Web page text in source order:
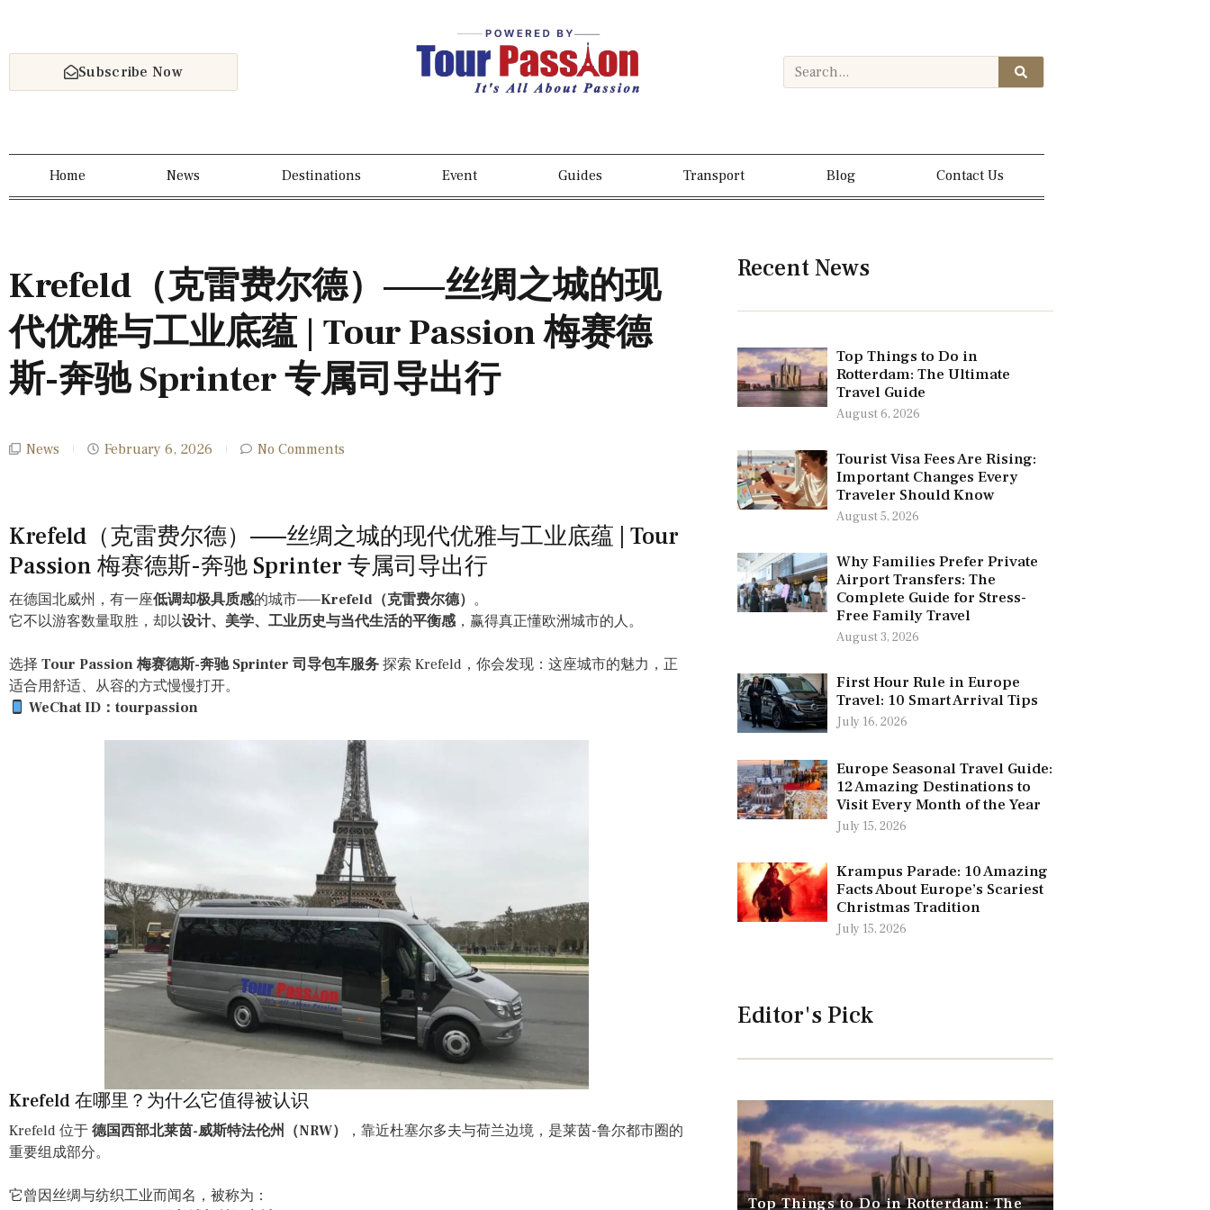
Subscribe Now
Home News Destinations Event Guides Transport Blog Contact Us
Krefeld（克雷费尔德）——丝绸之城的现
代优雅与工业底蕴 | Tour Passion 梅赛德
斯-奔驰 Sprinter 专属司导出行
News February 6, 2026 No Comments
Krefeld（克雷费尔德）——丝绸之城的现代优雅与工业底蕴 | Tour
Passion 梅赛德斯-奔驰 Sprinter 专属司导出行
在德国北威州，有一座低调却极具质感的城市——Krefeld（克雷费尔德） 。
它不以游客数量取胜，却以设计、美学、工业历史与当代生活的平衡感，赢得真正懂欧洲城市的人。
选择 Tour Passion 梅赛德斯-奔驰 Sprinter 司导包车服务 探索 Krefeld，你会发现：这座城市的魅力，正
适合用舒适、从容的方式慢慢打开。
WeChat ID：tourpassion
Krefeld 在哪里？为什么它值得被认识
Krefeld 位于 德国西部北莱茵-威斯特法伦州（NRW）
，靠近杜塞尔多夫与荷兰边境，是莱茵-鲁尔都市圈的
重要组成部分。
它曾因丝绸与纺织工业而闻名，被称为：
Recent News
Top Things to Do in
Rotterdam: The Ultimate
Travel Guide
August 6, 2026
Tourist Visa Fees Are Rising:
Important Changes Every
Traveler Should Know
August 5, 2026
Why Families Prefer Private
Airport Transfers: The
Complete Guide for Stress-
Free Family Travel
August 3, 2026
First Hour Rule in Europe
Travel: 10 Smart Arrival Tips
July 16, 2026
Europe Seasonal Travel Guide:
12 Amazing Destinations to
Visit Every Month of the Year
July 15, 2026
Krampus Parade: 10 Amazing
Facts About Europe’s Scariest
Christmas Tradition
July 15, 2026
Editor's Pick
Top Things to Do in Rotterdam: The